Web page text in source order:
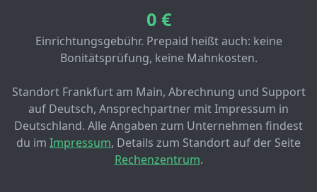
0 €
Einrichtungsgebühr. Prepaid heißt auch: keine
Bonitätsprüfung, keine Mahnkosten.
Standort Frankfurt am Main, Abrechnung und Support
auf Deutsch, Ansprechpartner mit Impressum in
Deutschland. Alle Angaben zum Unternehmen findest
du im Impressum, Details zum Standort auf der Seite
Rechenzentrum.